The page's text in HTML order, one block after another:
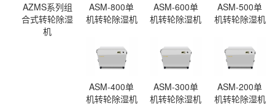
AZMS系列组
合式转轮除湿
机
ASM-800单
机转轮除湿机
ASM-600单
机转轮除湿机
ASM-500单
机转轮除湿机
ASM-400单
机转轮除湿机
ASM-300单
机转轮除湿机
ASM-200单
机转轮除湿机